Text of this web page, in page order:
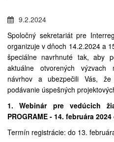
9.2.2024
Spoločný sekretariát pre
organizuje v dňoch 14.2.2024 a
špeciálne navrhnuté tak, aby
aktuálne otvorených výzvach
návrhov a ubezpečili Vás,
podávanie úspešných
1. Webinár pre vedúcich
PROGRAME - 14. februára
Termín registrácie: do 13.